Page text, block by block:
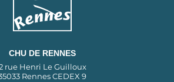
CHU DE RENNES
rue Henri Le Guilloux
Rennes CEDEX 9